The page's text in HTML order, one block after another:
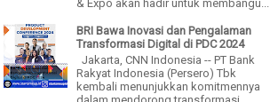
& Expo akan hadir untuk membangu...
BRI Bawa Inovasi dan Pengalaman
Transformasi Digital di PDC 2024
Jakarta, CNN Indonesia -- PT Bank
Rakyat Indonesia (Persero) Tbk
kembali menunjukkan komitmennya